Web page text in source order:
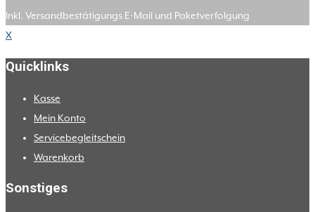
Inkl. Versandbestätigungs E-Mail und Paketverfolgung
X
Quicklinks
Kasse
Mein Konto
Servicebegleitschein
Warenkorb
Sonstiges